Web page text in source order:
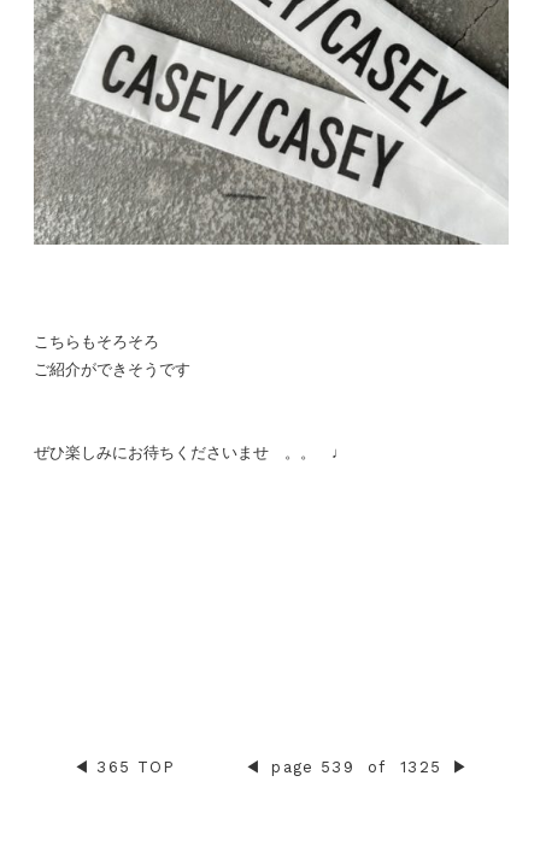
こちらもそろそろ
ご紹介ができそうです
ぜひ楽しみにお待ちくださいませ 。。 ♩
◀︎ 365 TOP ◀︎ page 539 of 1325 ▶︎